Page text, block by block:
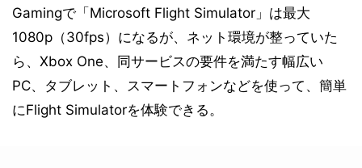
Gamingで「Microsoft Flight Simulator」は最大
1080p（30fps）になるが、ネット環境が整っていた
ら、Xbox One、同サービスの要件を満たす幅広い
PC、タブレット、スマートフォンなどを使って、簡単
にFlight Simulatorを体験できる。